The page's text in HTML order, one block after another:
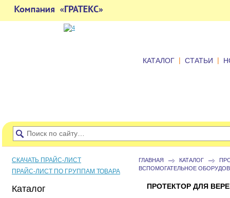
КАТАЛОГ | СТАТЬИ |
ГЛАВНАЯ КАТАЛОГ
ВСПОМОГАТЕЛЬНОЕ
ПРОТЕКТОР ДЛЯ
СКАЧАТЬ ПРАЙС-ЛИСТ
ПРАЙС-ЛИСТ ПО ГРУППАМ ТОВАРА
Каталог